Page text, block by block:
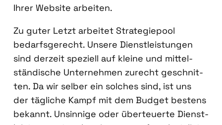
Ihrer Web­site arbei­ten.
Zu guter Letzt arbei­tet Stra­te­gie­pool
bedarfs­ge­recht. Unse­re Dienst­leis­tun­gen
sind der­zeit spe­zi­ell auf klei­ne und mit­tel­
stän­di­sche Unter­neh­men zurecht geschnit­
ten. Da wir sel­ber ein sol­ches sind, ist uns
der täg­li­che Kampf mit dem Bud­get bes­tens
bekannt. Unsin­ni­ge oder über­teu­er­te Dienst­